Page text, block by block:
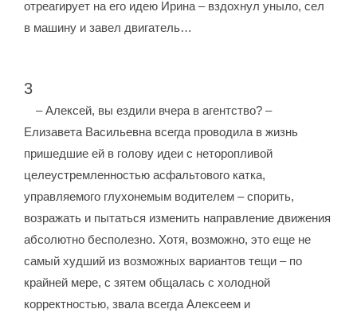
отреагирует на его идею Ирина – вздохнул уныло, сел
в машину и завел двигатель…
3
– Алексей, вы ездили вчера в агентство? –
Елизавета Васильевна всегда проводила в жизнь
пришедшие ей в голову идеи с неторопливой
целеустремленностью асфальтового катка,
управляемого глухонемым водителем – спорить,
возражать и пытаться изменить направление движения
абсолютно бесполезно. Хотя, возможно, это еще не
самый худший из возможных вариантов тещи – по
крайней мере, с зятем общалась с холодной
корректностью, звала всегда Алексеем и